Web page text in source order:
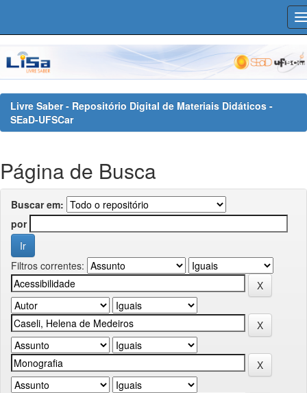
navigation
Livre Saber - Repositório Digital de Materiais Didáticos -
SEaD-UFSCar
Página de Busca
Buscar em:
por
Filtros correntes: